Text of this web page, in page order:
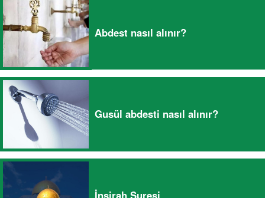
Abdest nasıl alınır?
Gusül abdesti nasıl alınır?